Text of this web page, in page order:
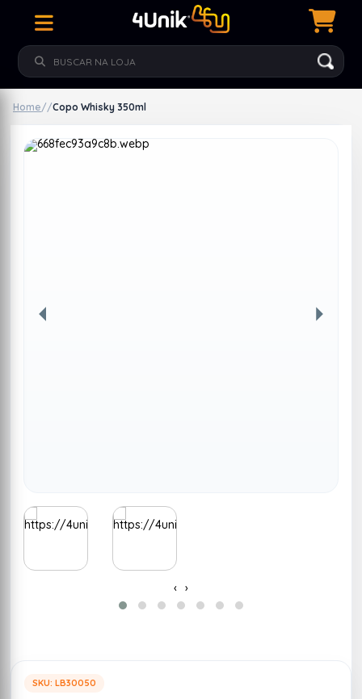
Home//Copo Whisky 350ml
‹ ›
SKU: LB30050